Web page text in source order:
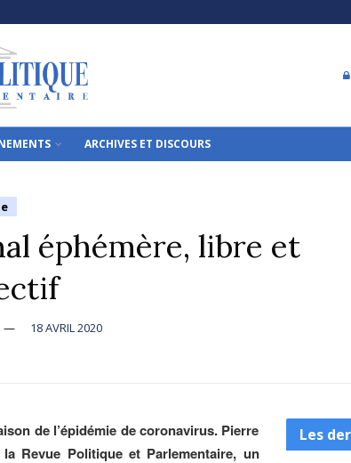
ARCHIVES ET DISCOURS
éphémère, libre et
18 AVRIL 2020
de l’épidémie de coronavirus. Pierre
Revue Politique et Parlementaire, un
Les